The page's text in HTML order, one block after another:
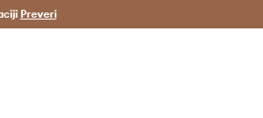
Answear Club >
Preveri